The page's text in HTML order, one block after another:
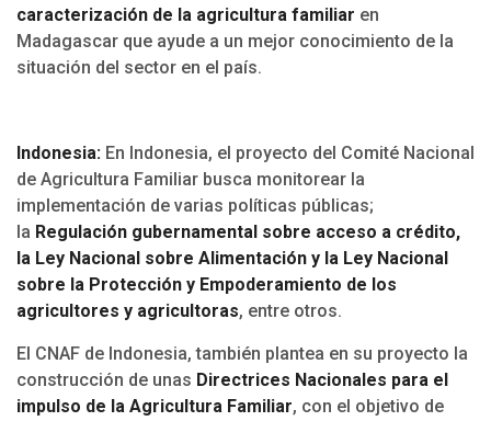
caracterización de la agricultura familiar en
Madagascar que ayude a un mejor conocimiento de la
situación del sector en el país.
Indonesia: En Indonesia, el proyecto del Comité Nacional
de Agricultura Familiar busca monitorear la
implementación de varias políticas públicas;
la Regulación gubernamental sobre acceso a crédito,
la Ley Nacional sobre Alimentación y la Ley Nacional
sobre la Protección y Empoderamiento de los
agricultores y agricultoras, entre otros.
El CNAF de Indonesia, también plantea en su proyecto la
construcción de unas Directrices Nacionales para el
impulso de la Agricultura Familiar, con el objetivo de